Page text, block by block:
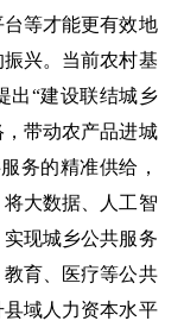
等才能更有效地
兴。当前农村基
出“建设联结城乡
带动农产品进城
务的精准供给，
大数据、人工智
现城乡公共服务
育、医疗等公共
域人力资本水平